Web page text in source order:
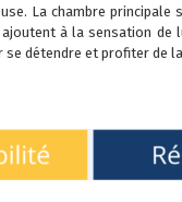
La chambre principale
à la sensation de
détendre et profiter de